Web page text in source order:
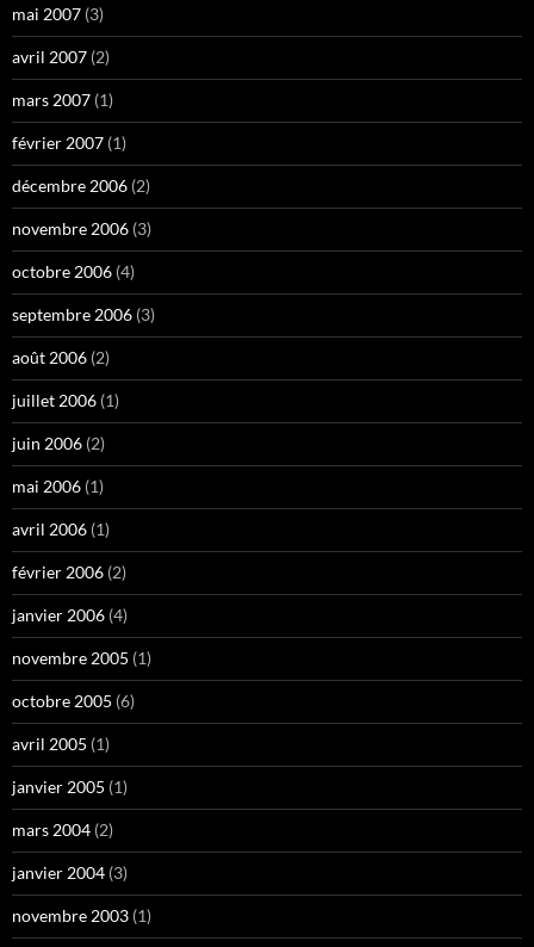
mai 2007 (3)
avril 2007 (2)
mars 2007 (1)
février 2007 (1)
décembre 2006 (2)
novembre 2006 (3)
octobre 2006 (4)
septembre 2006 (3)
août 2006 (2)
juillet 2006 (1)
juin 2006 (2)
mai 2006 (1)
avril 2006 (1)
février 2006 (2)
janvier 2006 (4)
novembre 2005 (1)
octobre 2005 (6)
avril 2005 (1)
janvier 2005 (1)
mars 2004 (2)
janvier 2004 (3)
novembre 2003 (1)